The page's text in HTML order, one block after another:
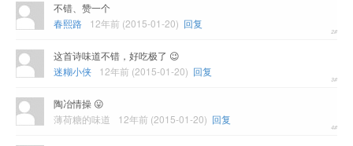
不错、赞一个
春熙路
12年前 (2015-01-20) 回复
这首诗味道不错，好吃极了 😉
迷糊小侠
12年前 (2015-01-20) 回复
陶冶情操 😛
薄荷糖的味道
12年前 (2015-01-20) 回复